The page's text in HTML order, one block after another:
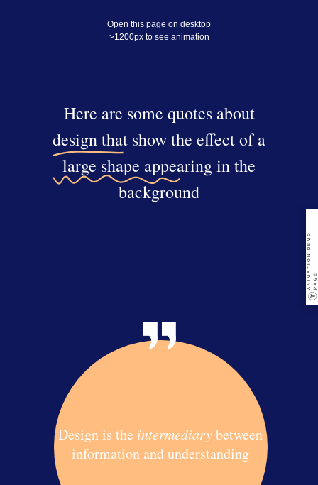
Here are some quotes about
design that show the effect of a
large shape appearing in the
background
Design is the intermediarybetween
information and understanding
A
N
IM
A
T
I
O
N
D
E
M
O
P
A
GE
Open this page on desktop
>1200px to see animation